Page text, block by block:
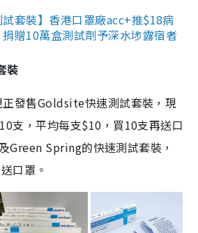
套裝】香港口罩廠acc+推$18病
贈10萬盒測試劑予深水埗露宿者
裝
發售Goldsite快速測試套裝，現
支，平均每支$10，買10支再送口
Green Spring的快速測試套裝，
口罩。